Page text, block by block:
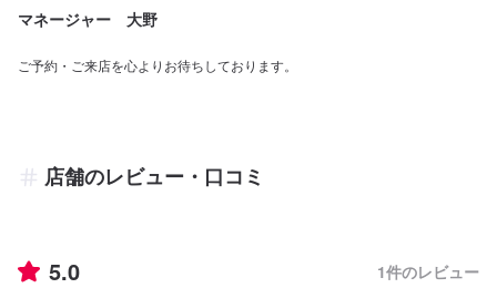
マネージャー 大野
ご予約・ご来店を心よりお待ちしております。
店舗のレビュー・口コミ
5.0 1件のレビュー